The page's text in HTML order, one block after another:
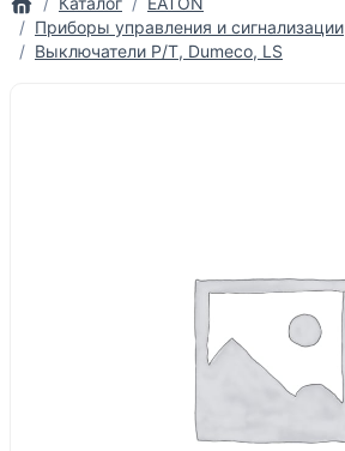
Приборы управления и сигнализации
Выключатели P/T, Dumeco, LS